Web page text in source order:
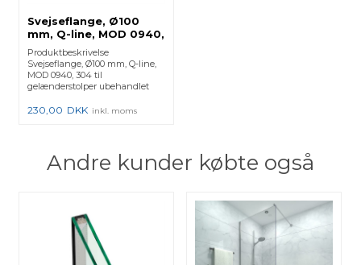
Svejseflange, Ø100
mm, Q-line, MOD 0940,
304 - (130940048)
130940-048 - 2 Stk.
Produktbeskrivelse
Svejseflange, Ø100 mm, Q-line,
MOD 0940, 304 til
gelænderstolper ubehandlet
230,00 DKK inkl. moms
Andre kunder købte også